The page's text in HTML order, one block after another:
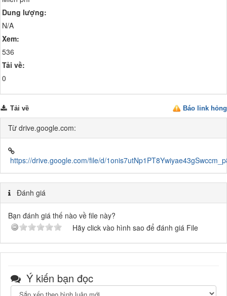
Dung lượng:
N/A
Xem:
536
Tải về:
0
Báo link hỏng
Tải về
Từ drive.google.com:
https://drive.google.com/file/d/
Đánh giá
Bạn đánh giá thế nào về file này?
Hãy click vào hình sao để đánh giá File
Ý kiến bạn đọc